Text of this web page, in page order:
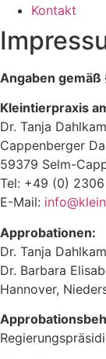
Kontakt
Angaben gemäß
Kleintierpraxis
Dr. Tanja
Cappenberger
59379 Selm-
Tel: +49 (0)
E-Mail:
Approbationen:
Dr. Tanja
Dr. Barbara
Hannover,